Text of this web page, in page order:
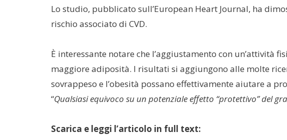
Lo studio, pubblicato sull’European Heart Journal, ha
rischio associato di CVD.
È interessante notare che l’aggiustamento con un’attività
maggiore adiposità. I risultati si aggiungono alle molte
sovrappeso e l’obesità possano effettivamente aiutare a
“Qualsiasi equivoco su un potenziale effetto “protettivo” del
Scarica e leggi l’articolo in full text: